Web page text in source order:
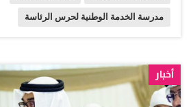
قدرات القوات المسلحة لا يقتصر على
إعداد العنصر البشري القادر على
وتقنيات الدفاع في مختلف الظروف بكل
مدرسة الخدمة الوطنية لحرس الرئاسة
أخبار